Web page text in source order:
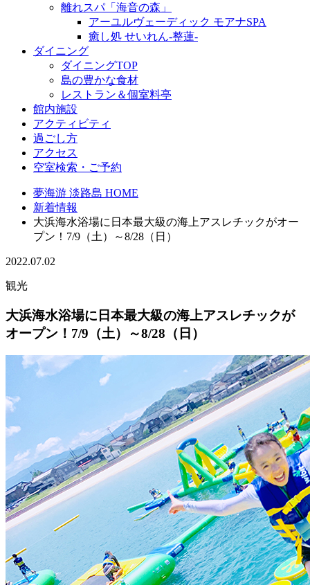
離れスパ「海音の森」
アーユルヴェーディック モアナSPA
癒し処 せいれん-整蓮-
ダイニング
ダイニングTOP
島の豊かな食材
レストラン＆個室料亭
館内施設
アクティビティ
過ごし方
アクセス
空室検索・ご予約
夢海游 淡路島 HOME
新着情報
大浜海水浴場に日本最大級の海上アスレチックがオー
プン！7/9（土）～8/28（日）
2022.07.02
観光
大浜海水浴場に日本最大級の海上アスレチックが
オープン！7/9（土）～8/28（日）